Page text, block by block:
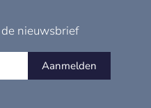
nieuwsbrief
Aanmelden